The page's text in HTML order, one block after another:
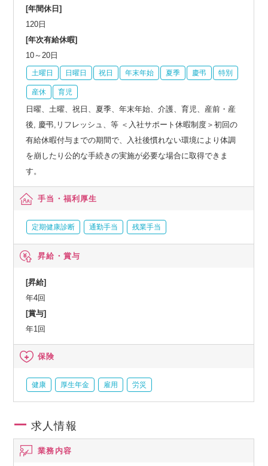
[年間休日]
120日
[年次有給休暇]
10～20日
土曜日 日曜日 祝日 年末年始 夏季 慶弔 特別
産休 育児
日曜、土曜、祝日、夏季、年末年始、介護、育児、産前・産
後, 慶弔,リフレッシュ、等 ＜入社サポート休暇制度＞初回の
有給休暇付与までの期間で、入社後慣れない環境により体調
を崩したり公的な手続きの実施が必要な場合に取得できま
す。
手当・福利厚生
定期健康診断 通勤手当 残業手当
昇給・賞与
[昇給]
年4回
[賞与]
年1回
保険
健康 厚生年金 雇用 労災
求人情報
業務内容